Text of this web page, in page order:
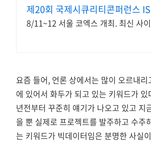
제20회 국제시큐리티콘퍼런스
8/11~12 서울 코엑스 개최. 최신 사
요즘 들어, 언론 상에서는 많이 오르내
에 있어서 화두가 되고 있는 키워드가
년전부터 꾸준히 얘기가 나오고 있고 지
을 뿐 실제로 프로젝트를 발주하고 수주
는 키워드가 빅데이터임은 분명한 사실